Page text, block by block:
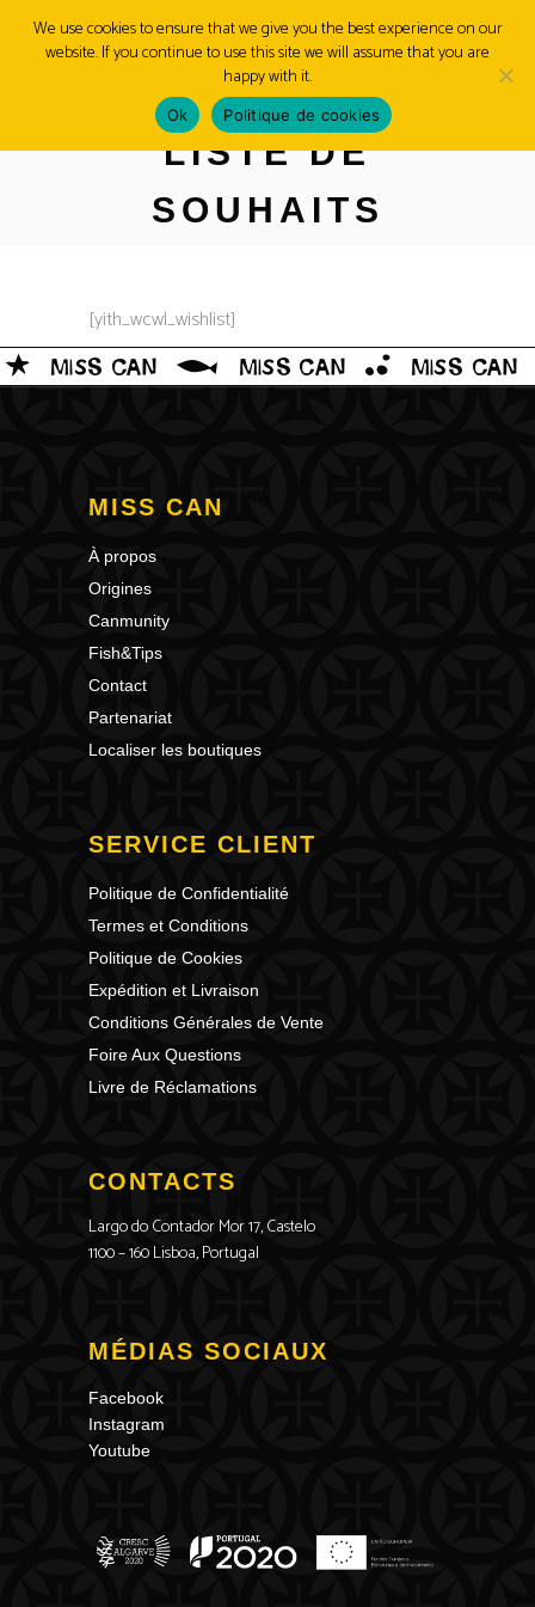
MENU
LISTE DE
SOUHAITS
[yith_wcwl_wishlist]
MISS CAN
À propos
Origines
Canmunity
Fish&Tips
Contact
Partenariat
Localiser les boutiques
SERVICE CLIENT
Politique de Confidentialité
Termes et Conditions
Politique de Cookies
Expédition et Livraison
Conditions Générales de Vente
Foire Aux Questions
Livre de Réclamations
CONTACTS
Largo do Contador Mor 17, Castelo
1100 – 160 Lisboa, Portugal
MÉDIAS SOCIAUX
Facebook
Instagram
Youtube
We use cookies to ensure that we give you the best experience on our
website. If you continue to use this site we will assume that you are
happy with it.
Ok Politique de cookies